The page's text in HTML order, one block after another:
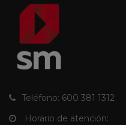
Teléfono: 600 381 1312
Horario de atención: